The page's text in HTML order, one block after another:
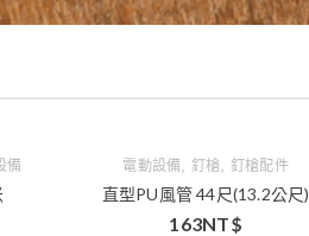
備 電動設備 釘槍 釘槍配件
直型PU風管 44尺(13.2公尺)
163NT$